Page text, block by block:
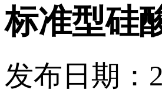
标准型硅
发布日期：